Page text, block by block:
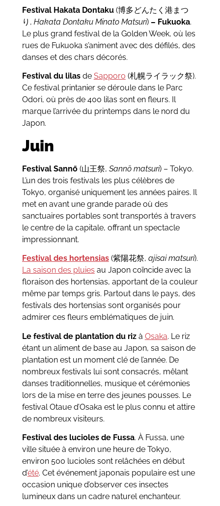
Festival Hakata Dontaku (博多どんたく港まつ
り, Hakata Dontaku Minato Matsuri) – Fukuoka.
Le plus grand festival de la Golden Week, où les
rues de Fukuoka s’animent avec des défilés, des
danses et des chars décorés.
Festival du lilas de Sapporo (札幌ライラック祭).
Ce festival printanier se déroule dans le Parc
Odori, où près de 400 lilas sont en fleurs. Il
marque l’arrivée du printemps dans le nord du
Japon.
Juin
Festival Sannō(山王祭, Sannō matsuri) – Tokyo.
L’un des trois festivals les plus célèbres de
Tokyo, organisé uniquement les années paires. Il
met en avant une grande parade où des
sanctuaires portables sont transportés à travers
le centre de la capitale, offrant un spectacle
impressionnant.
Festival des hortensias(紫陽花祭, ajisai matsuri).
La saison des pluies au Japon coïncide avec la
floraison des hortensias, apportant de la couleur
même par temps gris. Partout dans le pays, des
festivals des hortensias sont organisés pour
admirer ces fleurs emblématiques de juin.
Le festival de plantation du rizà Osaka. Le riz
étant un aliment de base au Japon, sa saison de
plantation est un moment clé de l’année. De
nombreux festivals lui sont consacrés, mêlant
danses traditionnelles, musique et cérémonies
lors de la mise en terre des jeunes pousses. Le
festival Otaue d’Osaka est le plus connu et attire
de nombreux visiteurs.
Festival des lucioles de Fussa. À Fussa, une
ville située à environ une heure de Tokyo,
environ 500 lucioles sont relâchées en début
d’été. Cet événement japonais populaire est une
occasion unique d’observer ces insectes
lumineux dans un cadre naturel enchanteur.